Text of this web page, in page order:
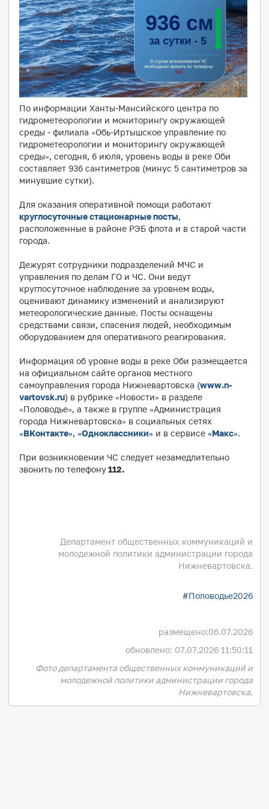
По информации Ханты-Мансийского центра по
гидрометеорологии и мониторингу окружающей
среды - филиала «Обь-Иртышское управление по
гидрометеорологии и мониторингу окружающей
среды», сегодня, 6 июля, уровень воды в реке Оби
составляет 936 сантиметров (минус 5 сантиметров за
минувшие сутки).
Для оказания оперативной помощи работают
круглосуточные стационарные посты,
расположенные в районе РЭБ флота и в старой части
города.
Дежурят сотрудники подразделений МЧС и
управления по делам ГО и ЧС. Они ведут
круглосуточное наблюдение за уровнем воды,
оценивают динамику изменений и анализируют
метеорологические данные. Посты оснащены
средствами связи, спасения людей, необходимым
оборудованием для оперативного реагирования.
Информация об уровне воды в реке Оби размещается
на официальном сайте органов местного
самоуправления города Нижневартовска (www.n-
vartovsk.ru) в рубрике «Новости» в разделе
«Половодье», а также в группе «Администрация
города Нижневартовска» в социальных сетях
«ВКонтакте», «Одноклассники» и в сервисе «Макс».
При возникновении ЧС следует незамедлительно
звонить по телефону112.
Департамент общественных коммуникаций и
молодежной политики администрации города
Нижневартовска.
#Половодье2026
размещено:06.07.2026
обновлено: 07.07.2026 11:50:11
Фото департамента общественных коммуникаций и
молодежной политики администрации города
Нижневартовска.